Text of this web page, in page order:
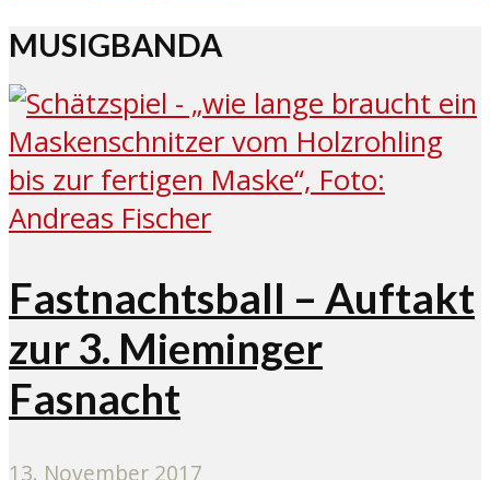
MUSIGBANDA
Fastnachtsball – Auftakt
zur 3. Mieminger
Fasnacht
13. November 2017